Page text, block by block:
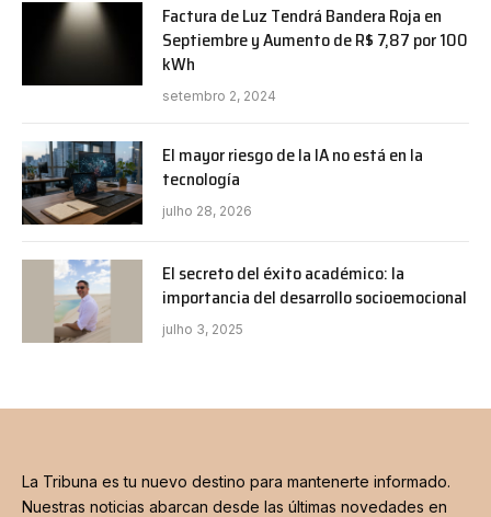
Factura de Luz Tendrá Bandera Roja en
Septiembre y Aumento de R$ 7,87 por 100
kWh
setembro 2, 2024
El mayor riesgo de la IA no está en la
tecnología
julho 28, 2026
El secreto del éxito académico: la
importancia del desarrollo socioemocional
julho 3, 2025
La Tribuna es tu nuevo destino para mantenerte informado.
Nuestras noticias abarcan desde las últimas novedades en